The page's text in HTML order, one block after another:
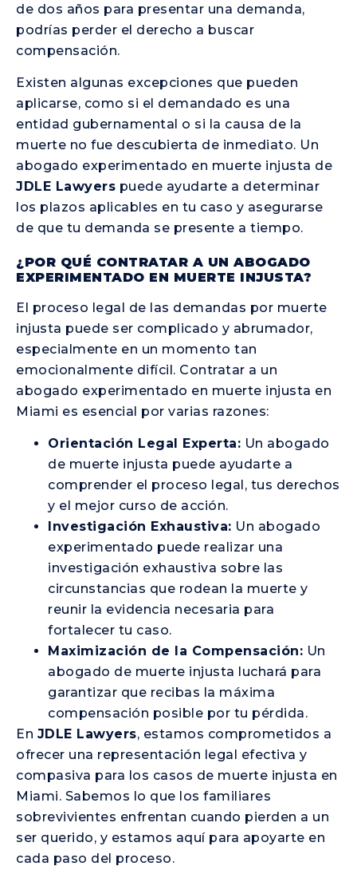
de dos años para presentar una demanda,
podrías perder el derecho a buscar
compensación.
Existen algunas excepciones que pueden
aplicarse, como si el demandado es una
entidad gubernamental o si la causa de la
muerte no fue descubierta de inmediato. Un
abogado experimentado en muerte injusta de
JDLE Lawyers puede ayudarte a determinar
los plazos aplicables en tu caso y asegurarse
de que tu demanda se presente a tiempo.
¿POR QUÉ CONTRATAR A UN ABOGADO
EXPERIMENTADO EN MUERTE INJUSTA?
El proceso legal de las demandas por muerte
injusta puede ser complicado y abrumador,
especialmente en un momento tan
emocionalmente difícil. Contratar a un
abogado experimentado en muerte injusta en
Miami es esencial por varias razones:
Orientación Legal Experta: Un abogado
de muerte injusta puede ayudarte a
comprender el proceso legal, tus derechos
y el mejor curso de acción.
Investigación Exhaustiva: Un abogado
experimentado puede realizar una
investigación exhaustiva sobre las
circunstancias que rodean la muerte y
reunir la evidencia necesaria para
fortalecer tu caso.
Maximización de la Compensación: Un
abogado de muerte injusta luchará para
garantizar que recibas la máxima
compensación posible por tu pérdida.
En JDLE Lawyers, estamos comprometidos a
ofrecer una representación legal efectiva y
compasiva para los casos de muerte injusta en
Miami. Sabemos lo que los familiares
sobrevivientes enfrentan cuando pierden a un
ser querido, y estamos aquí para apoyarte en
cada paso del proceso.